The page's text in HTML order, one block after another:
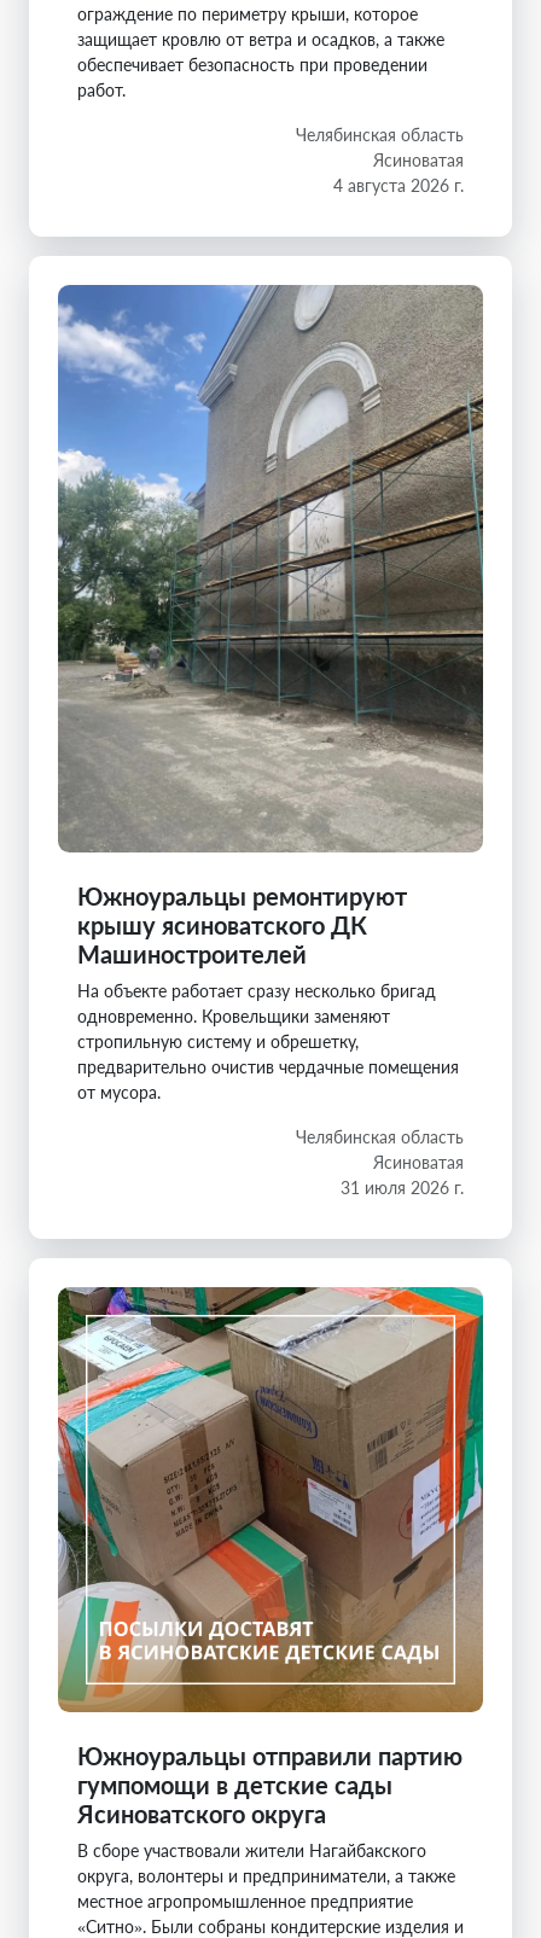
ограждение по периметру крыши, которое
защищает кровлю от ветра и осадков, а также
обеспечивает безопасность при проведении
работ.
Челябинская область
Ясиноватая
4 августа 2026 г.
Южноуральцы ремонтируют
крышу ясиноватского ДК
Машиностроителей
На объекте работает сразу несколько бригад
одновременно. Кровельщики заменяют
стропильную систему и обрешетку,
предварительно очистив чердачные помещения
от мусора.
Челябинская область
Ясиноватая
31 июля 2026 г.
Южноуральцы отправили партию
гумпомощи в детские сады
Ясиноватского округа
В сборе участвовали жители Нагайбакского
округа, волонтеры и предприниматели, а также
местное агропромышленное предприятие
«Ситно». Были собраны кондитерские изделия и